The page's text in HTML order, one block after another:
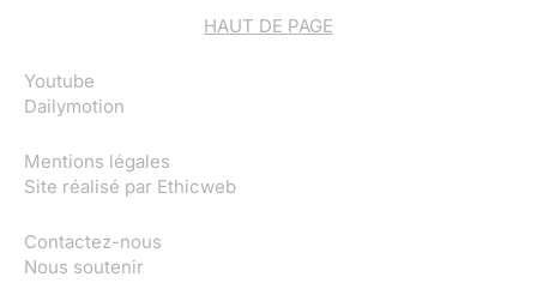
HAUT DE PAGE
Youtube
Dailymotion
Mentions légales
Site réalisé par Ethicweb
Contactez-nous
Nous soutenir